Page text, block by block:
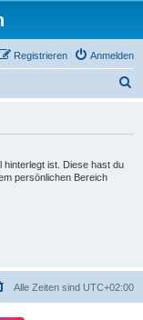
Anmelden
Registrieren
hinterlegt ist. Diese hast du
persönlichen Bereich
Alle Zeiten sind UTC+02:00